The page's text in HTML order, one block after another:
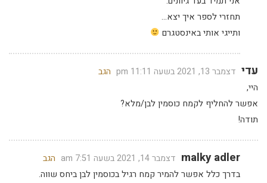
תחזרי לספר איך יצא…
ותייגי אותי באינסטגרם
עדי דצמבר 13, 2021 בשעה 11:11 pm
הגב
היי,
אפשר להחליף לקמח כוסמין לבן/מלא?
תודה!
malky adler דצמבר 14, 2021 בשעה 7:51 am
הגב
בדרך כלל אפשר להמיר קמח רגיל בכוסמין לבן ביחס שווה.